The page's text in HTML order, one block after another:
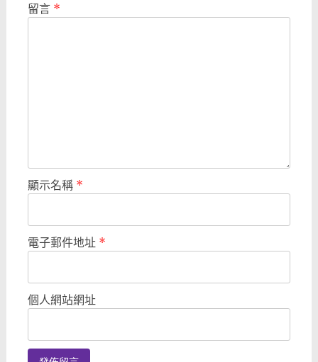
留言 *
顯示名稱 *
電子郵件地址 *
個人網站網址